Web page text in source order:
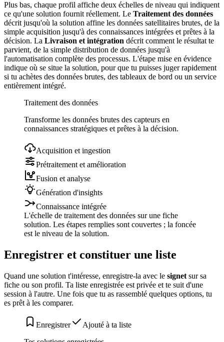
Plus bas, chaque profil affiche deux échelles de niveau qui indiquent
ce qu'une solution fournit réellement. Le Traitement des données
décrit jusqu'où la solution affine les données satellitaires brutes, de la
simple acquisition jusqu'à des connaissances intégrées et prêtes à la
décision. La Livraison et intégration décrit comment le résultat te
parvient, de la simple distribution de données jusqu'à
l'automatisation complète des processus. L'étape mise en évidence
indique où se situe la solution, pour que tu puisses juger rapidement
si tu achètes des données brutes, des tableaux de bord ou un service
entièrement intégré.
Traitement des données
Transforme les données brutes des capteurs en
connaissances stratégiques et prêtes à la décision.
Acquisition et ingestion
Prétraitement et amélioration
Fusion et analyse
Génération d'insights
Connaissance intégrée
L'échelle de traitement des données sur une fiche
solution. Les étapes remplies sont couvertes ; la foncée
est le niveau de la solution.
Enregistrer et constituer une liste
Quand une solution t'intéresse, enregistre-la avec le signet sur sa
fiche ou son profil. Ta liste enregistrée est privée et te suit d'une
session à l'autre. Une fois que tu as rassemblé quelques options, tu
es prêt à les comparer.
Enregistrer
Ajouté à ta liste